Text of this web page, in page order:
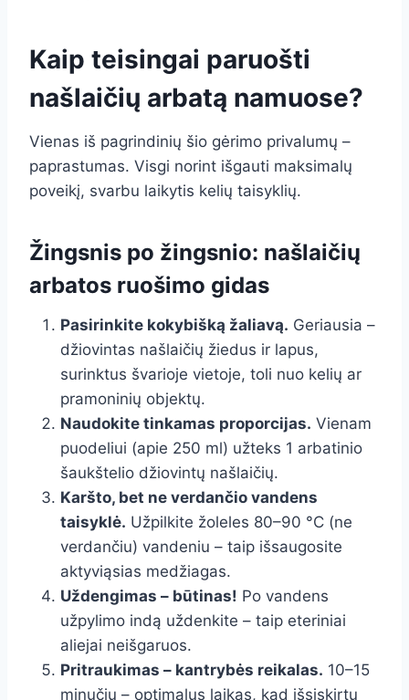
Kaip teisingai paruošti
našlaičių arbatą namuose?
Vienas iš pagrindinių šio gėrimo privalumų –
paprastumas. Visgi norint išgauti maksimalų
poveikį, svarbu laikytis kelių taisyklių.
Žingsnis po žingsnio: našlaičių
arbatos ruošimo gidas
Pasirinkite kokybišką žaliavą. Geriausia –
džiovintas našlaičių žiedus ir lapus,
surinktus švarioje vietoje, toli nuo kelių ar
pramoninių objektų.
Naudokite tinkamas proporcijas. Vienam
puodeliui (apie 250 ml) užteks 1 arbatinio
šaukštelio džiovintų našlaičių.
Karšto, bet ne verdančio vandens
taisyklė. Užpilkite žoleles 80–90 °C (ne
verdančiu) vandeniu – taip išsaugosite
aktyviąsias medžiagas.
Uždengimas – būtinas! Po vandens
užpylimo indą uždenkite – taip eteriniai
aliejai neišgaruos.
Pritraukimas – kantrybės reikalas. 10–15
minučių – optimalus laikas, kad išsiskirtų